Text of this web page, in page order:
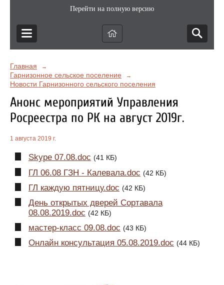
Перейти на полную версию
Главная →
Гарнизонное сельское поселение →
Новости Гарнизонного сельского поселения
Анонс мероприятий Управления
Росреестра по РК на август 2019г.
1 августа 2019 г.
Skype 07.08.doc (41 КБ)
ГЛ 06.08 ГЗН - Калевала.doc (42 КБ)
ГЛ каждую пятницу.doc (42 КБ)
День открытых дверей Сортавала
08.08.2019.doc (42 КБ)
мастер-класс 09.08.doc (43 КБ)
Онлайн консультация 05.08.2019.doc (44 КБ)